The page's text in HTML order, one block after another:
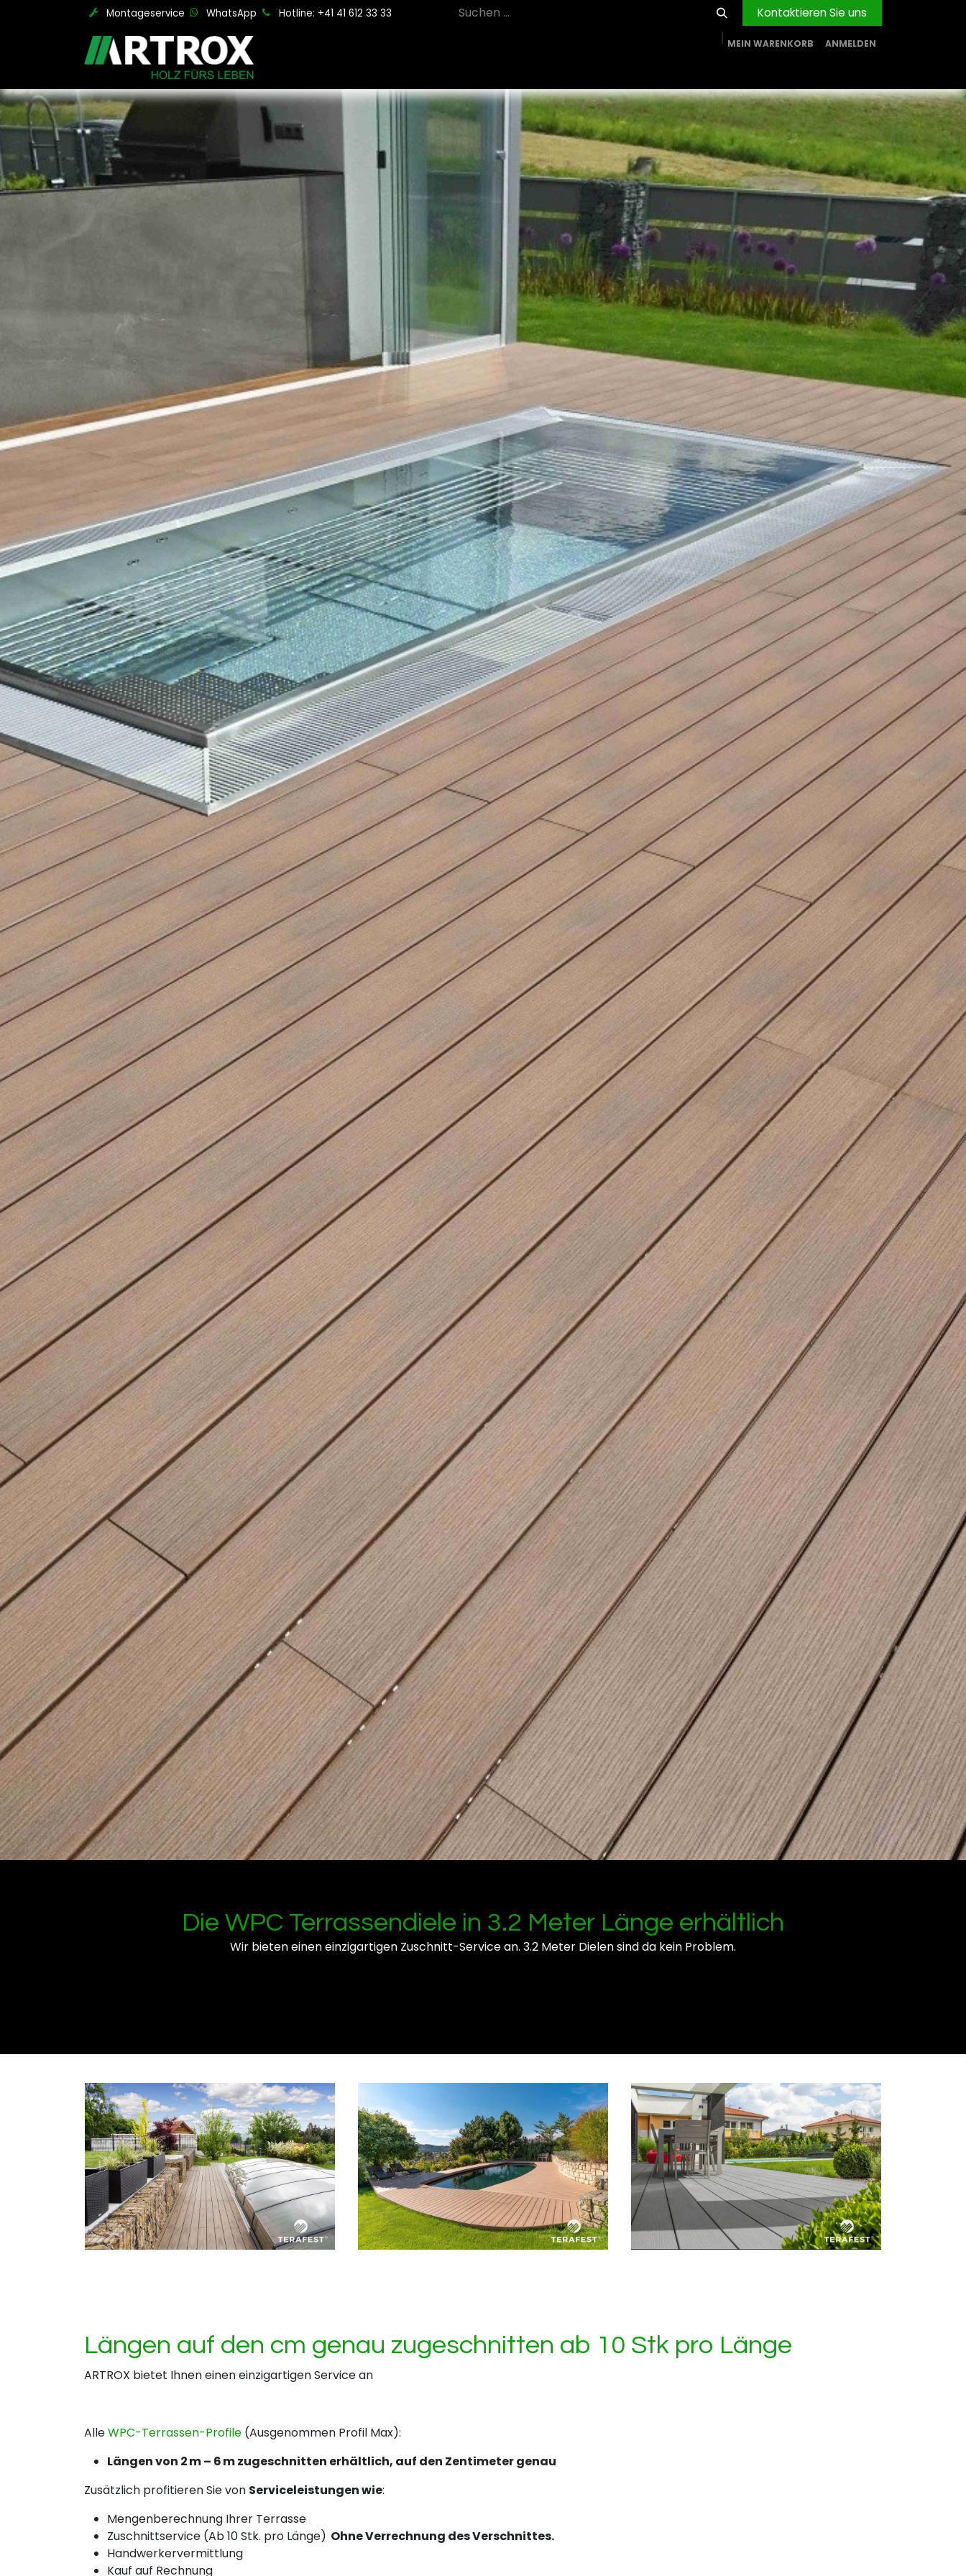
Zum Inhalt springenMontageservice WhatsApp Hotline: +41 41 612 33 33 Kontaktieren Sie uns
MEIN WARENKORB ANMELDEN
Die WPC Terrassendiele in 3.2 Meter Länge erhältlich
Wir bieten einen einzigartigen Zuschnitt-Service an. 3.2 Meter Dielen sind da kein Problem.
Längen auf den cm genau zugeschnitten ab 10 Stk pro Länge
ARTROX bietet Ihnen einen einzigartigen Service an
AlleWPC-Terrassen-Profile (Ausgenommen Profil Max):
Längen von 2 m – 6 m zugeschnitten erhältlich, auf den Zentimeter genau
Zusätzlich profitieren Sie von Serviceleistungen wie:
Mengenberechnung Ihrer Terrasse
Zuschnittservice (Ab 10 Stk. pro Länge) Ohne Verrechnung des Verschnittes.
Handwerkervermittlung
Kauf auf Rechnung